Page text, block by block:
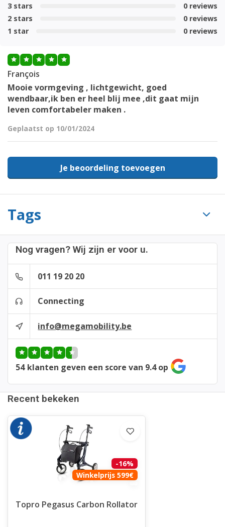
Tags
Nog vragen? Wij zijn er voor u.
011 19 20 20
Connecting
info@megamobility.be
54 klanten geven een score van 9.4 op
3 stars
0 reviews
2 stars
0 reviews
1 star
0 reviews
François
Mooie vormgeving , lichtgewicht, goed
wendbaar,ik ben er heel blij mee ,dit gaat mijn
leven comfortabeler maken .
Geplaatst op 10/01/2024
Je beoordeling toevoegen
Recent bekeken
-16%
Winkelprijs 599€
Topro Pegasus Carbon Rollator